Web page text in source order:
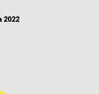
2022